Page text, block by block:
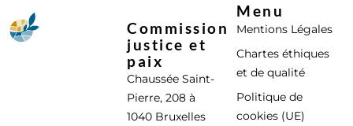
Commission
justice et
paix
Chaussée Saint-
Pierre, 208 à
1040 Bruxelles
Menu
Mentions Légales
Chartes éthiques
et de qualité
Politique de
cookies (UE)